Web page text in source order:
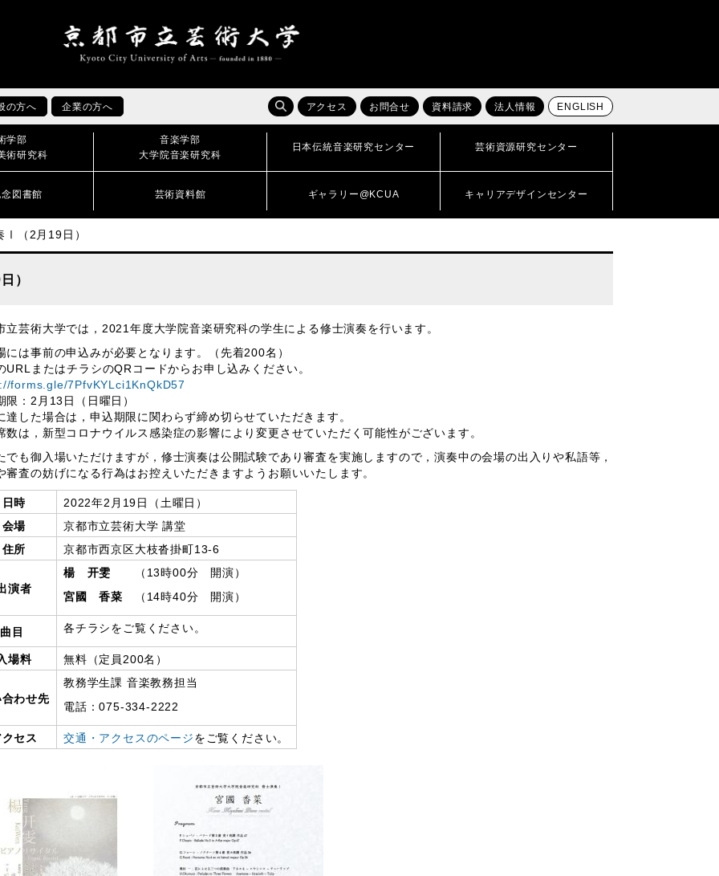
の方へ 企業の方へ アクセス お問合せ 資料請求 法人情報 ENGLISH
学部
術研究科
音楽学部
大学院音楽研究科
日本伝統音楽研究センター 芸術資源研究センター
図書館 芸術資料館 ギャラリー@KCUA キャリアデザインセンター
Ⅰ（2月19日）
）
立芸術大学では，2021年度大学院音楽研究科の学生による修士演奏を行います。
には事前の申込みが必要となります。（先着200名）
URLまたはチラシのQRコードからお申し込みください。
forms.gle/7PfvKYLci1KnQkD57
限：2月13日（日曜日）
達した場合は，申込期限に関わらず締め切らせていただきます。
は，新型コロナウイルス感染症の影響により変更させていただく可能性がございます。
でも御入場いただけますが，修士演奏は公開試験であり審査を実施しますので，演奏中の会場の出入りや私語等，
審査の妨げになる行為はお控えいただきますようお願いいたします。
日時
2022年2月19日（土曜日）
会場
京都市立芸術大学 講堂
住所
京都市西京区大枝沓掛町13-6
演者
楊 开雯
（13時00分 開演）
宮國 香菜 （14時40分 開演）
曲目 各チラシをご覧ください。
場料 無料（定員200名）
わせ先
教務学生課 音楽教務担当
電話：075-334-2222
セス 交通・アクセスのページ をご覧ください。